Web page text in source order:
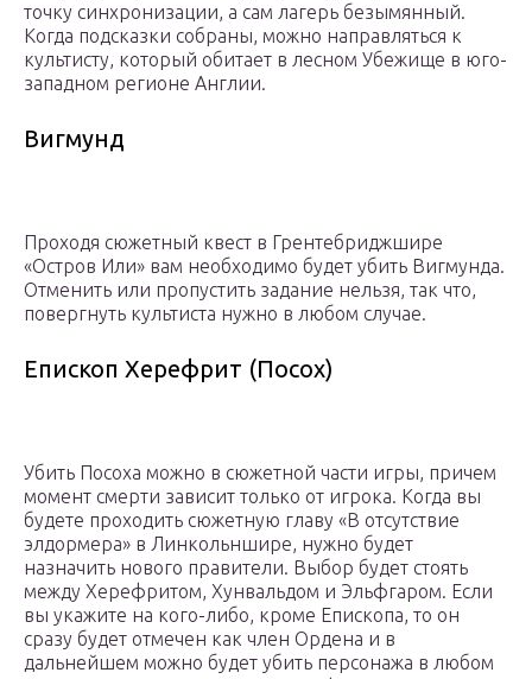
точку синхронизации, а сам лагерь безымянный.
Когда подсказки собраны, можно направляться к
культисту, который обитает в лесном Убежище в юго-
западном регионе Англии.
Вигмунд
Проходя сюжетный квест в Грентебриджшире
«Остров Или» вам необходимо будет убить Вигмунда.
Отменить или пропустить задание нельзя, так что,
повергнуть культиста нужно в любом случае.
Епископ Херефрит (Посох)
Убить Посоха можно в сюжетной части игры, причем
момент смерти зависит только от игрока. Когда вы
будете проходить сюжетную главу «В отсутствие
элдормера» в Линкольншире, нужно будет
назначить нового правители. Выбор будет стоять
между Херефритом, Хунвальдом и Эльфгаром. Если
вы укажите на кого-либо, кроме Епископа, то он
сразу будет отмечен как член Ордена и в
дальнейшем можно будет убить персонажа в любом